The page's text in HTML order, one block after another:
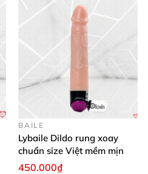
BAILE
Lybaile Dildo rung xoay
chuẩn size Việt mềm mịn
450.000₫